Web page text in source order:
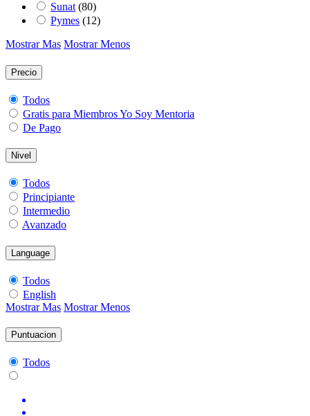
Sunat (80)
Pymes (12)
Mostrar Mas Mostrar Menos
Precio
Todos
Gratis para Miembros Yo Soy Mentoria
De Pago
Nivel
Todos
Principiante
Intermedio
Avanzado
Language
Todos
English
Mostrar Mas Mostrar Menos
Puntuacion
Todos